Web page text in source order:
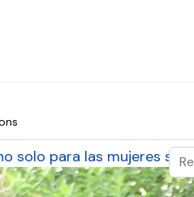
solo para las mujeres